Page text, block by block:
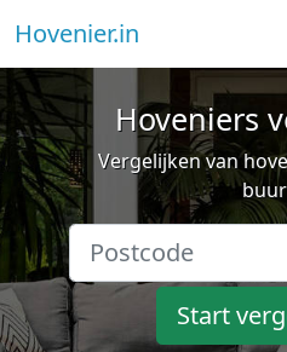
Hovenier.in
Hoveniers
Vergelijken van
Start